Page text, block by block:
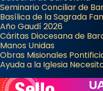
Seminario Conciliar de
Basílica de la Sagrada
Año Gaudí 2026
Cáritas Diocesana de
Manos Unidas
Obras Misionales
Ayuda a la Iglesia